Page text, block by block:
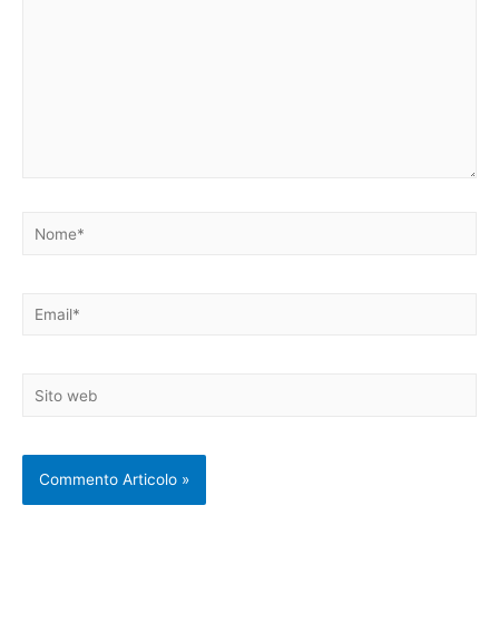
Nome*
Email*
Sito